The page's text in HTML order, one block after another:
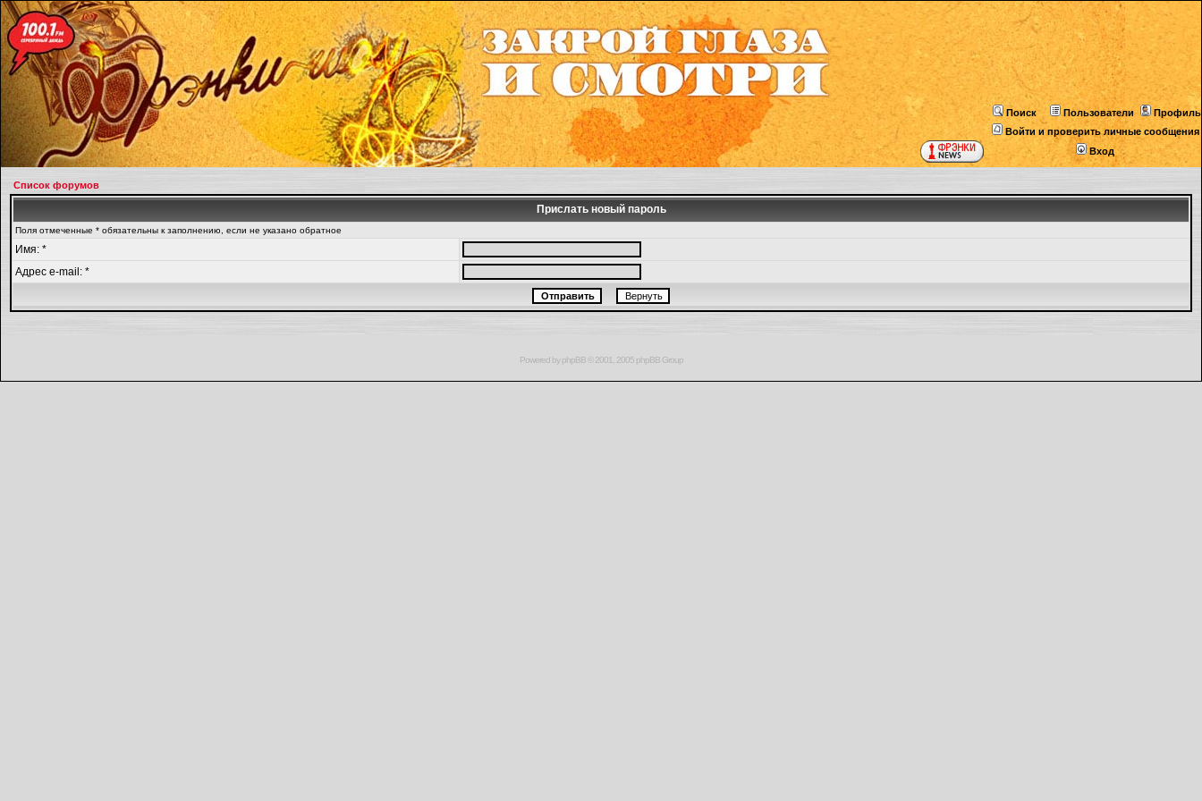
Поиск Пользователи
Профиль
Войти и проверить личные сообщения
Вход
Список форумов
Прислать новый пароль
Поля отмеченные * обязательны к заполнению, если не указано обратное
Имя: *
Адрес e-mail: *
Powered byphpBB© 2001, 2005 phpBB Group